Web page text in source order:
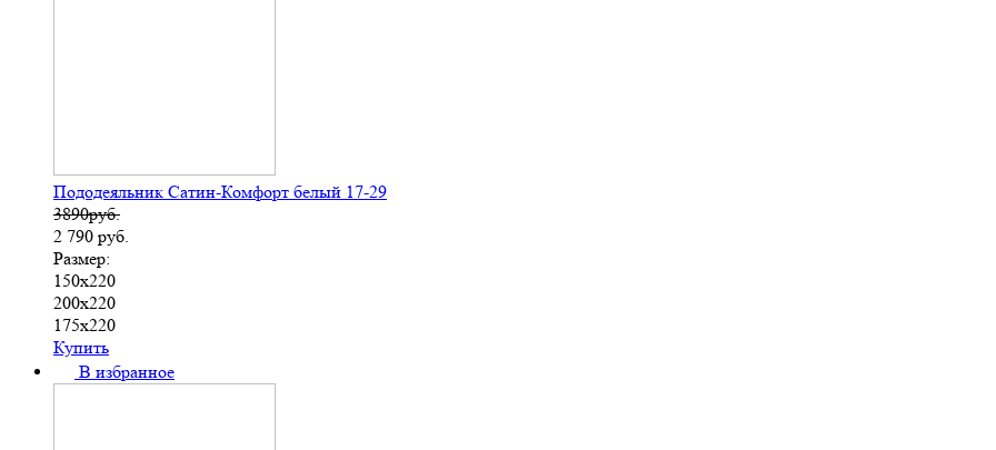
Пододеяльник Сатин-Комфорт белый 17-29
3890руб.
2 790 руб.
Размер:
150х220
200х220
175х220
Купить
В избранное